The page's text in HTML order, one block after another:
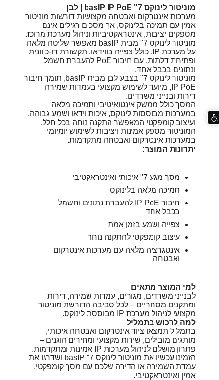
מוניטור לינוקס 7" ‎basIP IP PoE | לבן
מערכות אינטרקום ואבטחה מקצועיות דורשות מוניטור
אמין עם תמיכה בלינוקס, אך מסכים רגילים אינם
מספקים יציבות, אינטראקטיביות וניהול מערכת מרוכז.
מוניטור לינוקס 7" מבית ‎basIP מאפשר שליטה מלאה
על מערכת IP, כולל צפייה בווידאו, תקשורת דו-כיוונית
ופתיחת דלתות, עם חיבור PoE להעברת חשמל
ונתונים בכבל אחד.
מוניטור לינוקס ‎7" בצבע לבן מבית ‎basIP, תומך חיבור
IP PoE, מיועד לשימוש מקצועי בעמדות שמירה,
דירות ובנייני משרדים.
המסך כולל ממשק אינטואיטיבי ותמיכה מלאה
במערכות מבוססות לינוקס, איכות וידאו ושמע גבוהה,
ועיצוב קומפקטי המאפשר התקנה נוחה בכל חלל.
המוניטור מספק אמינות ויציבות לשימוש יומיומי
במערכות אינטרקום ואבטחה מתקדמות.
יתרונות המוצר:
מסך מגע 7" איכותי ואינטראקטיבי
תמיכה מלאה בלינוקס
חיבור IP PoE להעברת נתונים וחשמל
בכבל אחד
צפייה ושמע בזמן אמת
עיצוב קומפקטי להתקנה נוחה
אינטגרציה מלאה עם מערכות אינטרקום
ואבטחה
למי המוצר מתאים
לבנייני משרדים, מגורים, עמדות שמירה, דירות
ומתקנים מסחריים – לכל סביבה הדורשת מוניטור
מקצועי לניהול מערכת IP מבוססת לינוקס.
למה לרכוש בתמליל
בתמליל תמצאו ציוד אינטרקום ואבטחה איכותי,
מותגים מובילים, שירות מקצועי ומחירים הוגנים –
פתרון מושלם לניהול מערכות IP אמינות ומתקדמות.
הזמינו עכשיו את מוניטור לינוקס 7" ‎basIP ושדרגו את
עמדת השמירה או הדירה שלכם עם מסך קומפקטי,
אמין ואינטראקטיבי.